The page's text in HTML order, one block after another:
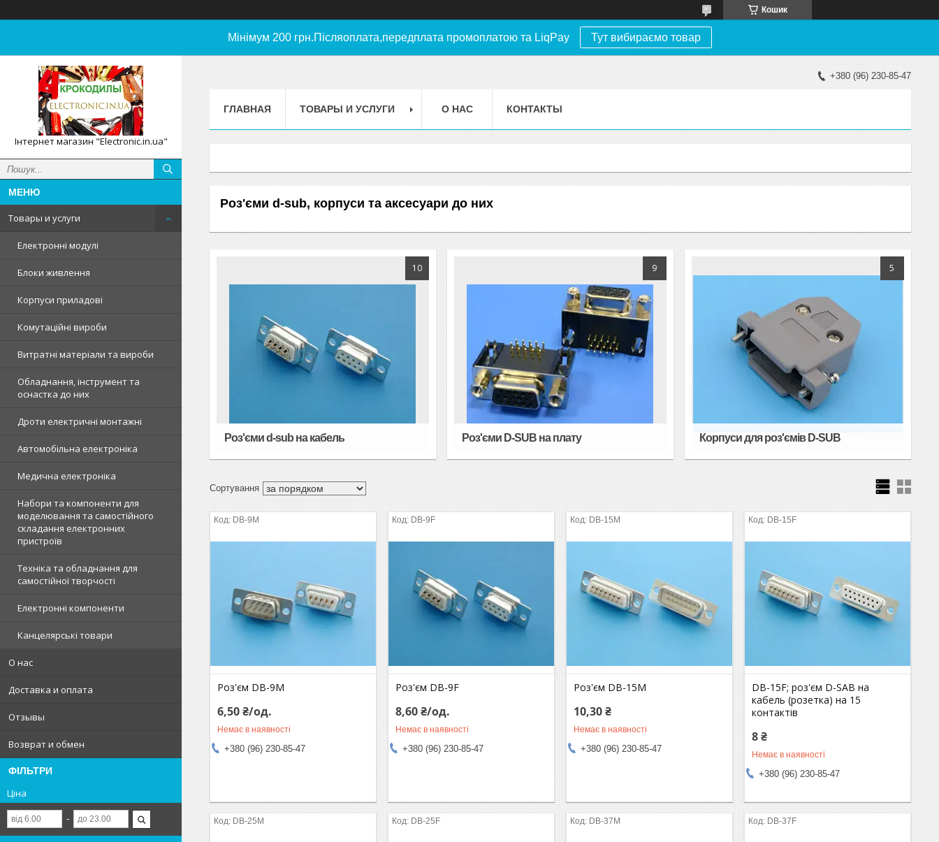
Кошик
Мінімум 200 грн.Післяоплата,передплата промоплатою та LiqPay Тут вибираємо товар
Інтернет магазин "Electronic.in.ua"
Товары и услуги
Електронні модулі
Блоки живлення
Корпуси приладові
Комутаційні вироби
Витратні матеріали та вироби
Обладнання, інструмент та
оснастка до них
Дроти електричні монтажні
Автомобільна електроніка
Медична електроніка
Набори та компоненти для
моделювання та самостійного
складання електронних
пристроїв
Техніка та обладнання для
самостійної творчості
Електронні компоненти
Канцелярські товари
О нас
Доставка и оплата
Отзывы
Возврат и обмен
ФІЛЬТРИ
Ціна
+380 (96) 230-85-47
ГЛАВНАЯ ТОВАРЫ И УСЛУГИ О НАС КОНТАКТЫ
Роз'єми d-sub, корпуси та аксесуари до них
10
Роз'єми d-sub на кабель
9
Роз'єми D-SUB на плату
5
Корпуси для роз'ємів D-SUB
DB-9M
Роз'єм DB-9M
6,50 ₴/од.
Немає в наявності
+380 (96) 230-85-47
DB-9F
Роз'єм DB-9F
8,60 ₴/од.
Немає в наявності
+380 (96) 230-85-47
DB-15M
Роз'єм DB-15M
10,30 ₴
Немає в наявності
+380 (96) 230-85-47
DB-15F
DB-15F; роз'єм D-SAB на
кабель (розетка) на 15
контактів
8 ₴
Немає в наявності
+380 (96) 230-85-47
DB-25M DB-25F DB-37M DB-37F